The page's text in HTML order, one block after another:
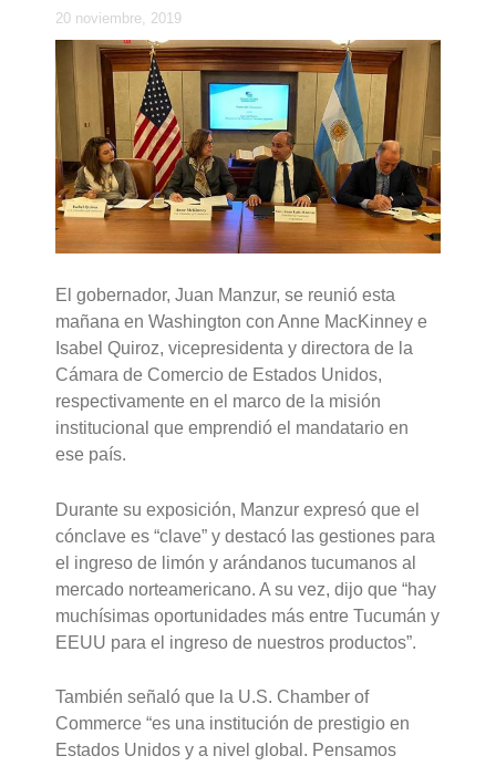
20 noviembre, 2019
El gobernador, Juan Manzur, se reunió esta
mañana en Washington con Anne MacKinney e
Isabel Quiroz, vicepresidenta y directora de la
Cámara de Comercio de Estados Unidos,
respectivamente en el marco de la misión
institucional que emprendió el mandatario en
ese país.
Durante su exposición, Manzur expresó que el
cónclave es “clave” y destacó las gestiones para
el ingreso de limón y arándanos tucumanos al
mercado norteamericano. A su vez, dijo que “hay
muchísimas oportunidades más entre Tucumán y
EEUU para el ingreso de nuestros productos”.
También señaló que la U.S. Chamber of
Commerce “es una institución de prestigio en
Estados Unidos y a nivel global. Pensamos